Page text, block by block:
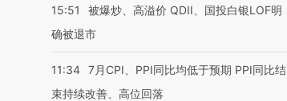
15:51
被爆炒、高溢价 QDII、国投白银LOF明
确被退市
11:34 7月CPI、PPI同比均低于预期 PPI同比结
束持续改善、高位回落